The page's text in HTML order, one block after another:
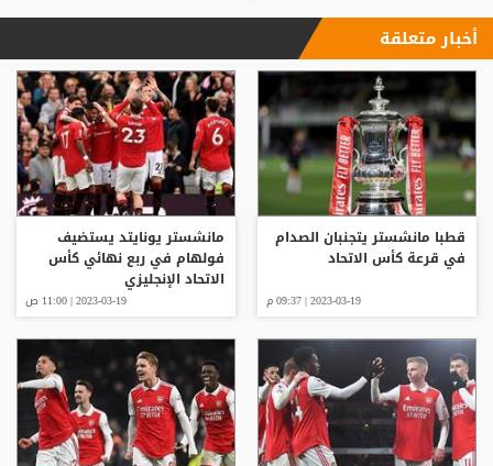
أخبار متعلقة
قطبا مانشستر يتجنبان الصدام
في قرعة كأس الاتحاد
2023-03-19 | 09:37 م
مانشستر يونايتد يستضيف
فولهام في ربع نهائي كأس
الاتحاد الإنجليزي
2023-03-19 | 11:00 ص